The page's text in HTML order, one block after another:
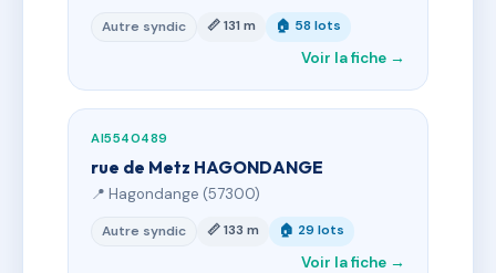
Autre syndic 📏 131 m 🏠 58 lots
Voir la fiche →
AI5540489
rue de Metz HAGONDANGE
📍 Hagondange (57300)
Autre syndic 📏 133 m 🏠 29 lots
Voir la fiche →